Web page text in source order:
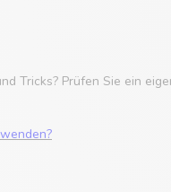
Tricks? Prüfen Sie ein